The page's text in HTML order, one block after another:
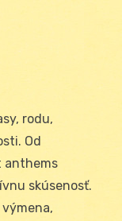
rodu,
Od
anthems
skúsenosť.